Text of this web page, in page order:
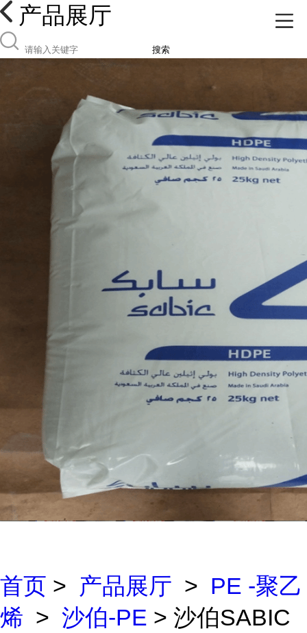
产品展厅
搜索
首页 > 产品展厅 > PE -聚乙
烯 > 沙伯-PE > 沙伯SABIC